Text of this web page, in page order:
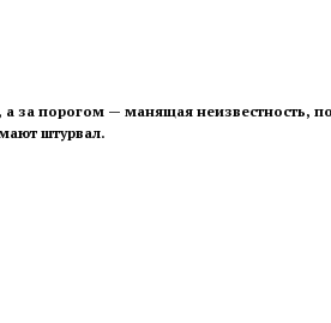
за порогом — манящая неизвестность,
штурвал.